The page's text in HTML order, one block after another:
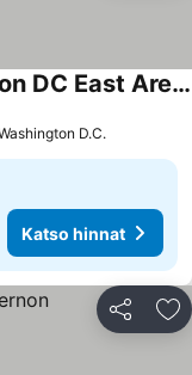
WoodSpring Suites Washington DC East Arena Drive
D.C.
Katso hinnat
Jaa